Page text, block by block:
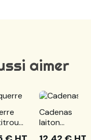
aimer
Cadenas
laiton
60mm - 3